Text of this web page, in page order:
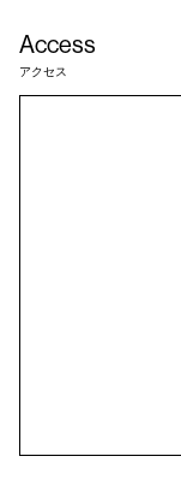
Access
アクセス